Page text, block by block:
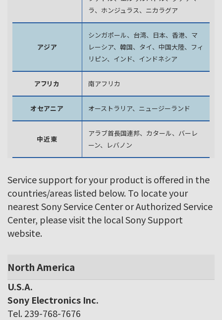
ラ、 ホンジュラス、ニカラグア
アジア
シンガポール、台湾、日本、香港、マ
レーシア、韓国、 タイ、中国大陸、フィ
リピン、インド、インドネシア
アフリカ 南アフリカ
オセアニア オーストラリア、ニュージーランド
中近東
アラブ首長国連邦、カタール、バーレ
ーン、レバノン
Service support for your product is offered in the
countries/areas listed below. To locate your
nearest Sony Service Center or Authorized Service
Center, please visit the local Sony Support
website.
North America
U.S.A.
Sony Electronics Inc.
Tel. 239-768-7676